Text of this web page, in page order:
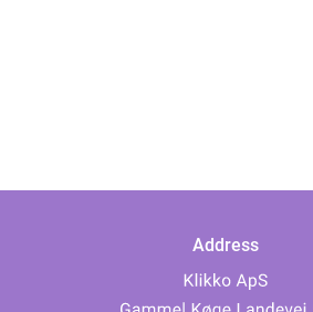
Address